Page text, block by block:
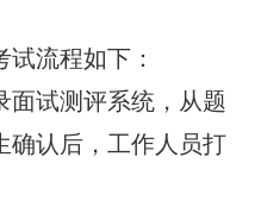
流程如下：
面试测评系统，从题
确认后，工作人员打